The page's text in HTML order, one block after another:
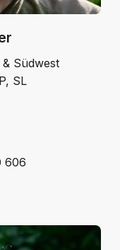
Südwest
SL
606